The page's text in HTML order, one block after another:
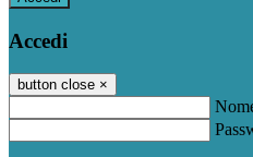
Accedi
button close ×